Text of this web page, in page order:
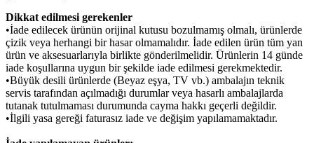
Dikkat edilmesi gerekenler
•İade edilecek ürünün orijinal kutusu bozulmamış olmalı, ürünlerde
çizik veya herhangi bir hasar olmamalıdır. İade edilen ürün tüm yan
ürün ve aksesuarlarıyla birlikte gönderilmelidir. Ürünlerin 14 günde
iade koşullarına uygun bir şekilde iade edilmesi gerekmektedir.
•Büyük desili ürünlerde (Beyaz eşya, TV vb.) ambalajın teknik
servis tarafından açılmadığı durumlar veya hasarlı ambalajlarda
tutanak tutulmaması durumunda cayma hakkı geçerli değildir.
•İlgili yasa gereği faturasız iade ve değişim yapılamamaktadır.